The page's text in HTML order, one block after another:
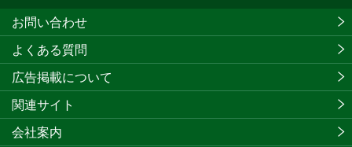
お問い合わせ
よくある質問
広告掲載について
関連サイト
会社案内